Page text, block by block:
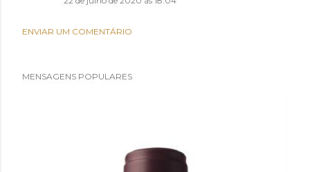
ENVIAR UM COMENTÁRIO
MENSAGENS POPULARES